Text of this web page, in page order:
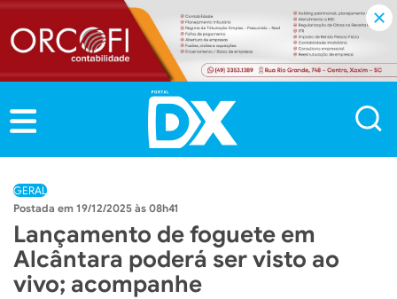
GERAL
19/12/2025 às 08h41
Lançamento de foguete em
Alcântara poderá ser visto ao
vivo; acompanhe